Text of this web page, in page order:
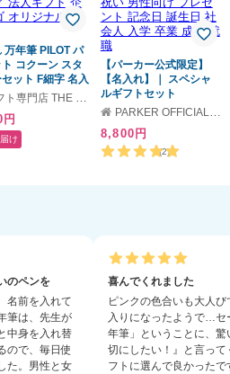
万年筆 PILOT パ
コクーン スタ
ット F細字 名入
名前入れ 就職祝
新入社員 新入学
ゼント 男性向け
記念品 即日発
専門店 THE WOW
け
【パーカー公式限定】
【名入れ】｜ スペシャ
ルギフトセット
PARKER パーカー・IM
ルペン ギフトラッピン
グ 高級筆記具ブランド
社会人 入学 卒業 成人 就
PARKER OFFICIAL SHOP
8,800円
(2)
のペンを
名前を入れて
筆は、先生が
中身を入れ替
ので、毎日使
た。男性と女
喜んでくれました
ピンクの色合いも大人
入りになったようで…セ
年筆」ということに、
切にしたい！』と言っ
フトに選んで良かったで